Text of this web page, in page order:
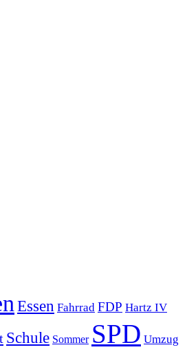
Essen Fahrrad FDP Hartz IV
Schule Sommer SPD Umzug